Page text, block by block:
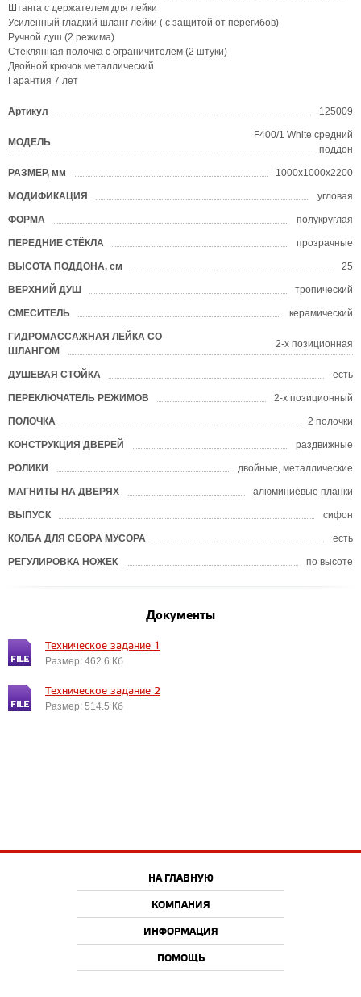
Штанга с держателем для лейки
Усиленный гладкий шланг лейки ( с защитой от перегибов)
Ручной душ (2 режима)
Стеклянная полочка с ограничителем (2 штуки)
Двойной крючок металлический
Гарантия 7 лет
Артикул 125009
МОДЕЛЬ
F400/1 White средний
поддон
РАЗМЕР, мм 1000х1000х2200
МОДИФИКАЦИЯ угловая
ФОРМА полукруглая
ПЕРЕДНИЕ СТЁКЛА прозрачные
ВЫСОТА ПОДДОНА, см 25
ВЕРХНИЙ ДУШ тропический
СМЕСИТЕЛЬ керамический
ГИДРОМАССАЖНАЯ ЛЕЙКА СО
ШЛАНГОМ
2-х позиционная
ДУШЕВАЯ СТОЙКА есть
ПЕРЕКЛЮЧАТЕЛЬ РЕЖИМОВ 2-х позиционный
ПОЛОЧКА 2 полочки
КОНСТРУКЦИЯ ДВЕРЕЙ раздвижные
РОЛИКИ двойные, металлические
МАГНИТЫ НА ДВЕРЯХ алюминиевые планки
ВЫПУСК сифон
КОЛБА ДЛЯ СБОРА МУСОРА есть
РЕГУЛИРОВКА НОЖЕК по высоте
Документы
Техническое задание 1
Размер: 462.6 Кб
Техническое задание 2
Размер: 514.5 Кб
НА ГЛАВНУЮ
КОМПАНИЯ
ИНФОРМАЦИЯ
ПОМОЩЬ